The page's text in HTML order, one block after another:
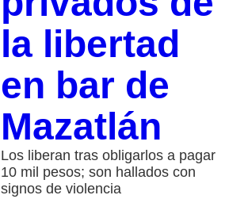
la libertad
en bar de
Mazatlán
Los liberan tras obligarlos a pagar
10 mil pesos; son hallados con
signos de violencia